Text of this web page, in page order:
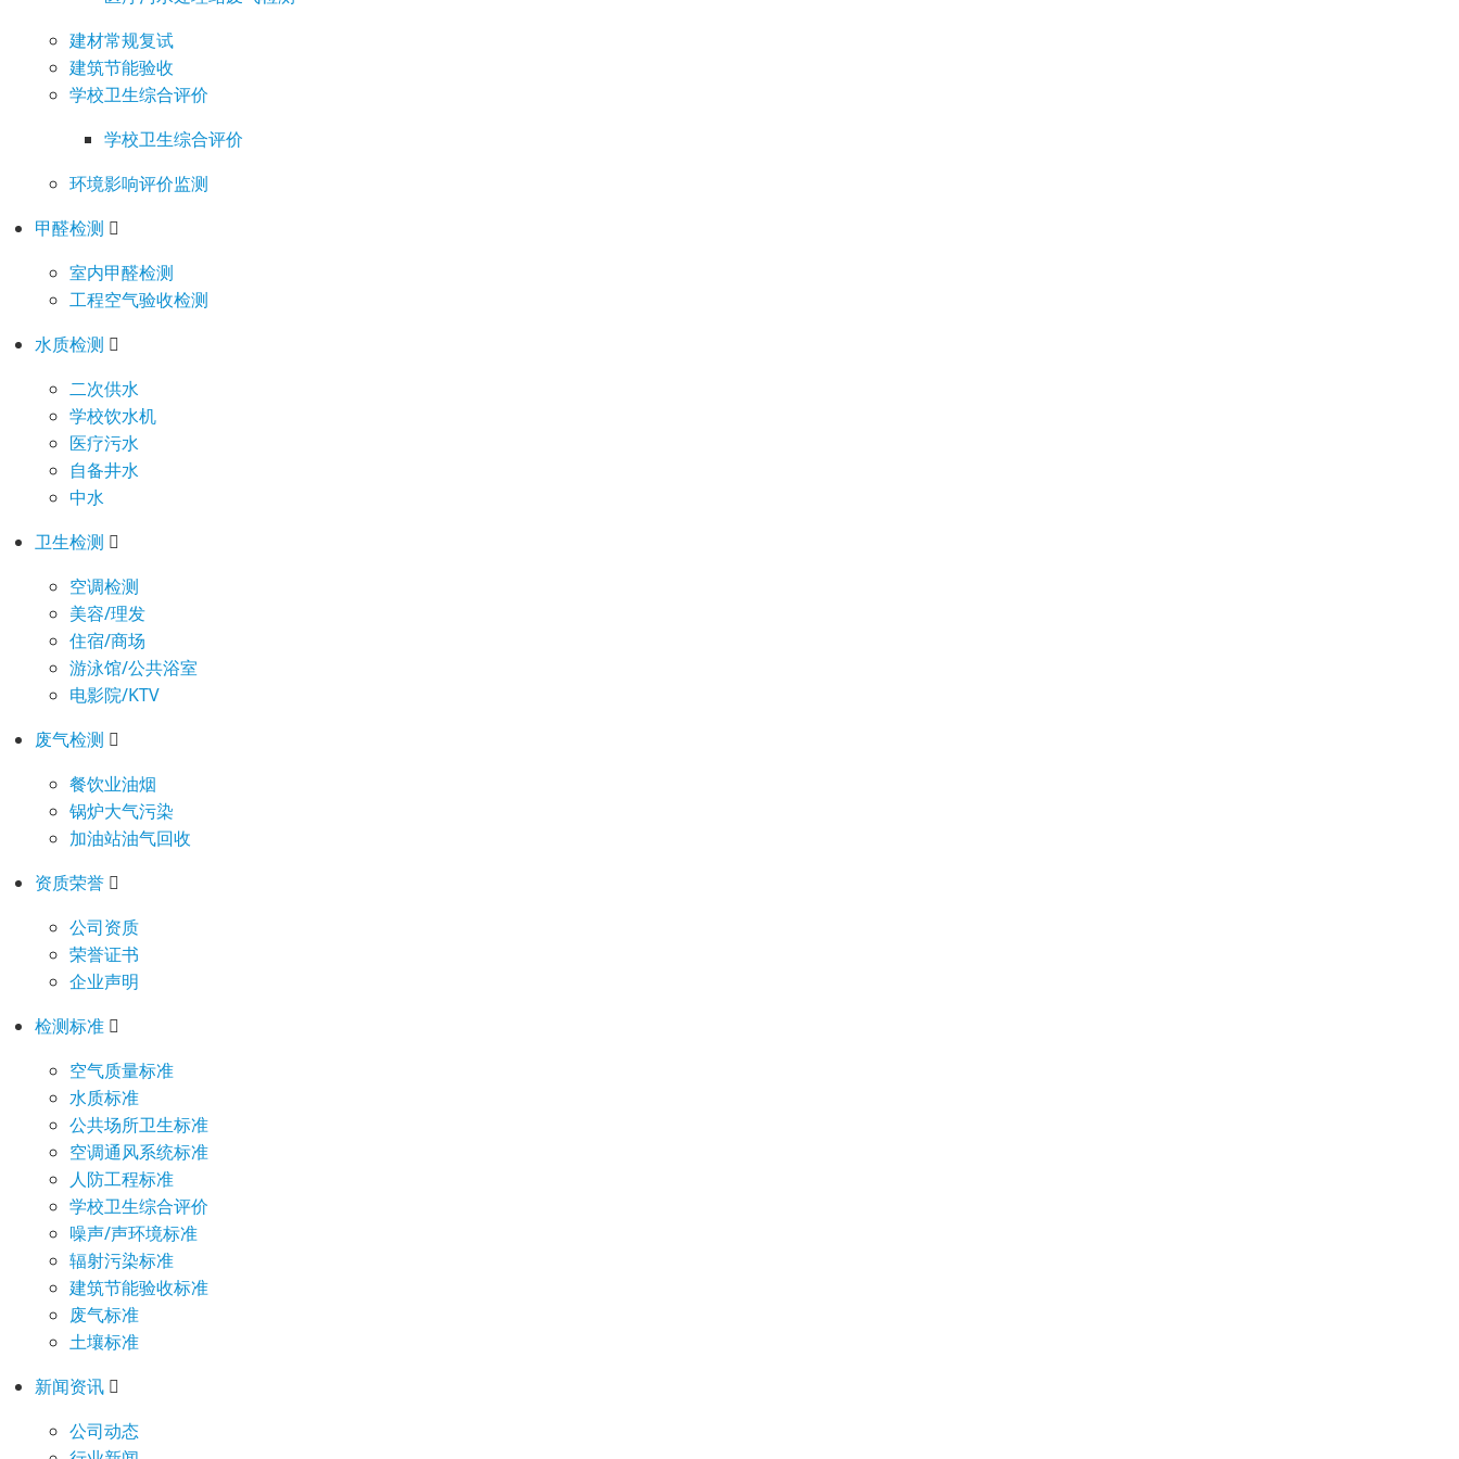
建材常规复试
建筑节能验收
学校卫生综合评价
学校卫生综合评价
环境影响评价监测
甲醛检测
室内甲醛检测
工程空气验收检测
水质检测
二次供水
学校饮水机
医疗污水
自备井水
中水
卫生检测
空调检测
美容/理发
住宿/商场
游泳馆/公共浴室
电影院/KTV
废气检测
餐饮业油烟
锅炉大气污染
加油站油气回收
资质荣誉
公司资质
荣誉证书
企业声明
检测标准
空气质量标准
水质标准
公共场所卫生标准
空调通风系统标准
人防工程标准
学校卫生综合评价
噪声/声环境标准
辐射污染标准
建筑节能验收标准
废气标准
土壤标准
新闻资讯
公司动态